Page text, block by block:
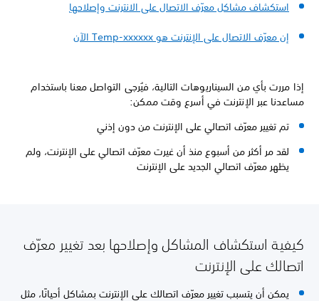
استكشاف مشاكل معرّف الاتصال على الانترنت وإصلاحهاِ
إن معرّف الاتصال على الإنترنت هو Temp-xxxxxx الآن
إذا مررت بأي من السيناريوهات التالية، فيُرجى التواصل معنا باستخدام
مساعدنا عبر الإنترنت في أسرع وقت ممكن:
تم تغيير معرّف اتصالي على الإنترنت من دون إذني
لقد مر أكثر من أسبوع منذ أن غيرت معرّف اتصالي على الإنترنت، ولم
يظهر معرّف اتصالي الجديد على الإنترنت
كيفية استكشاف المشاكل وإصلاحها بعد تغيير معرّف
اتصالك على الإنترنت
يمكن أن يتسبب تغيير معرّف اتصالك على الإنترنت بمشاكل أحيانًا، مثل